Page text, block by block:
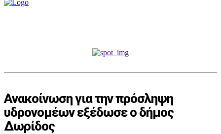
Ανακοίνωση για την πρόσληψη
υδρονομέων εξέδωσε ο δήμος
Δωρίδος